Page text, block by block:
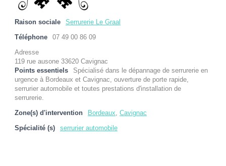
Raison sociale Serrurerie Le Graal
Téléphone 07 49 00 86 09
Adresse
119 rue ausone 33620 Cavignac
Points essentiels
Spécialisé dans le dépannage de serrurerie en
urgence à Bordeaux et Cavignac, ouverture de porte rapide,
serrurier automobile et toutes prestations d'installation de
serrurerie.
Zone(s) d'intervention Bordeaux, Cavignac
Spécialité (s) serrurier automobile